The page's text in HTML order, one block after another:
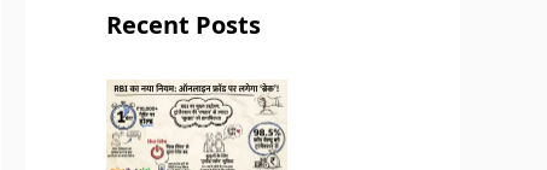
Recent Posts